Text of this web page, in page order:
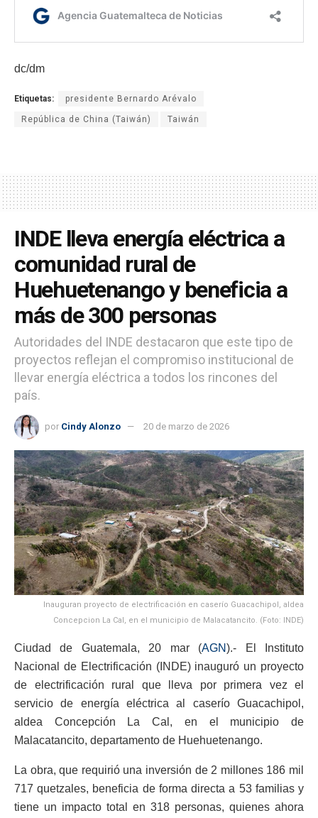
dc/dm
Etiquetas: presidente Bernardo Arévalo
República de China (Taiwán) Taiwán
INDE lleva energía eléctrica a
comunidad rural de
Huehuetenango y beneficia a
más de 300 personas
Autoridades del INDE destacaron que este tipo de
proyectos reflejan el compromiso institucional de
llevar energía eléctrica a todos los rincones del
país.
por Cindy Alonzo 20 de marzo de 2026
Inauguran proyecto de electrificación en caserío Guacachipol, aldea
Concepcion La Cal, en el municipio de Malacatancito. (Foto: INDE)
Ciudad de Guatemala, 20 mar (AGN).- El Instituto
Nacional de Electrificación (INDE) inauguró un proyecto
de electrificación rural que lleva por primera vez el
servicio de energía eléctrica al caserío Guacachipol,
aldea Concepción La Cal, en el municipio de
Malacatancito, departamento de Huehuetenango.
La obra, que requirió una inversión de 2 millones 186 mil
717 quetzales, beneficia de forma directa a 53 familias y
tiene un impacto total en 318 personas, quienes ahora